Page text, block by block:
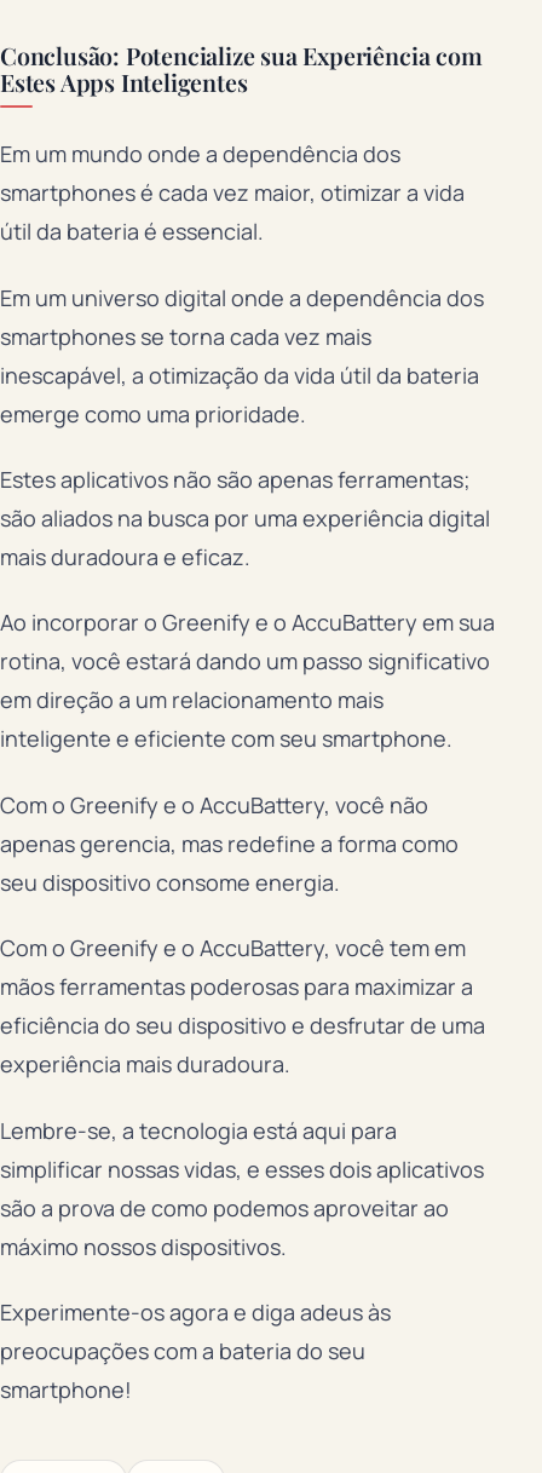
Conclusão: Potencialize sua Experiência com
Estes Apps Inteligentes
Em um mundo onde a dependência dos
smartphones é cada vez maior, otimizar a vida
útil da bateria é essencial.
Em um universo digital onde a dependência dos
smartphones se torna cada vez mais
inescapável, a otimização da vida útil da bateria
emerge como uma prioridade.
Estes aplicativos não são apenas ferramentas;
são aliados na busca por uma experiência digital
mais duradoura e eficaz.
Ao incorporar o Greenify e o AccuBattery em sua
rotina, você estará dando um passo significativo
em direção a um relacionamento mais
inteligente e eficiente com seu smartphone.
Com o Greenify e o AccuBattery, você não
apenas gerencia, mas redefine a forma como
seu dispositivo consome energia.
Com o Greenify e o AccuBattery, você tem em
mãos ferramentas poderosas para maximizar a
eficiência do seu dispositivo e desfrutar de uma
experiência mais duradoura.
Lembre-se, a tecnologia está aqui para
simplificar nossas vidas, e esses dois aplicativos
são a prova de como podemos aproveitar ao
máximo nossos dispositivos.
Experimente-os agora e diga adeus às
preocupações com a bateria do seu
smartphone!